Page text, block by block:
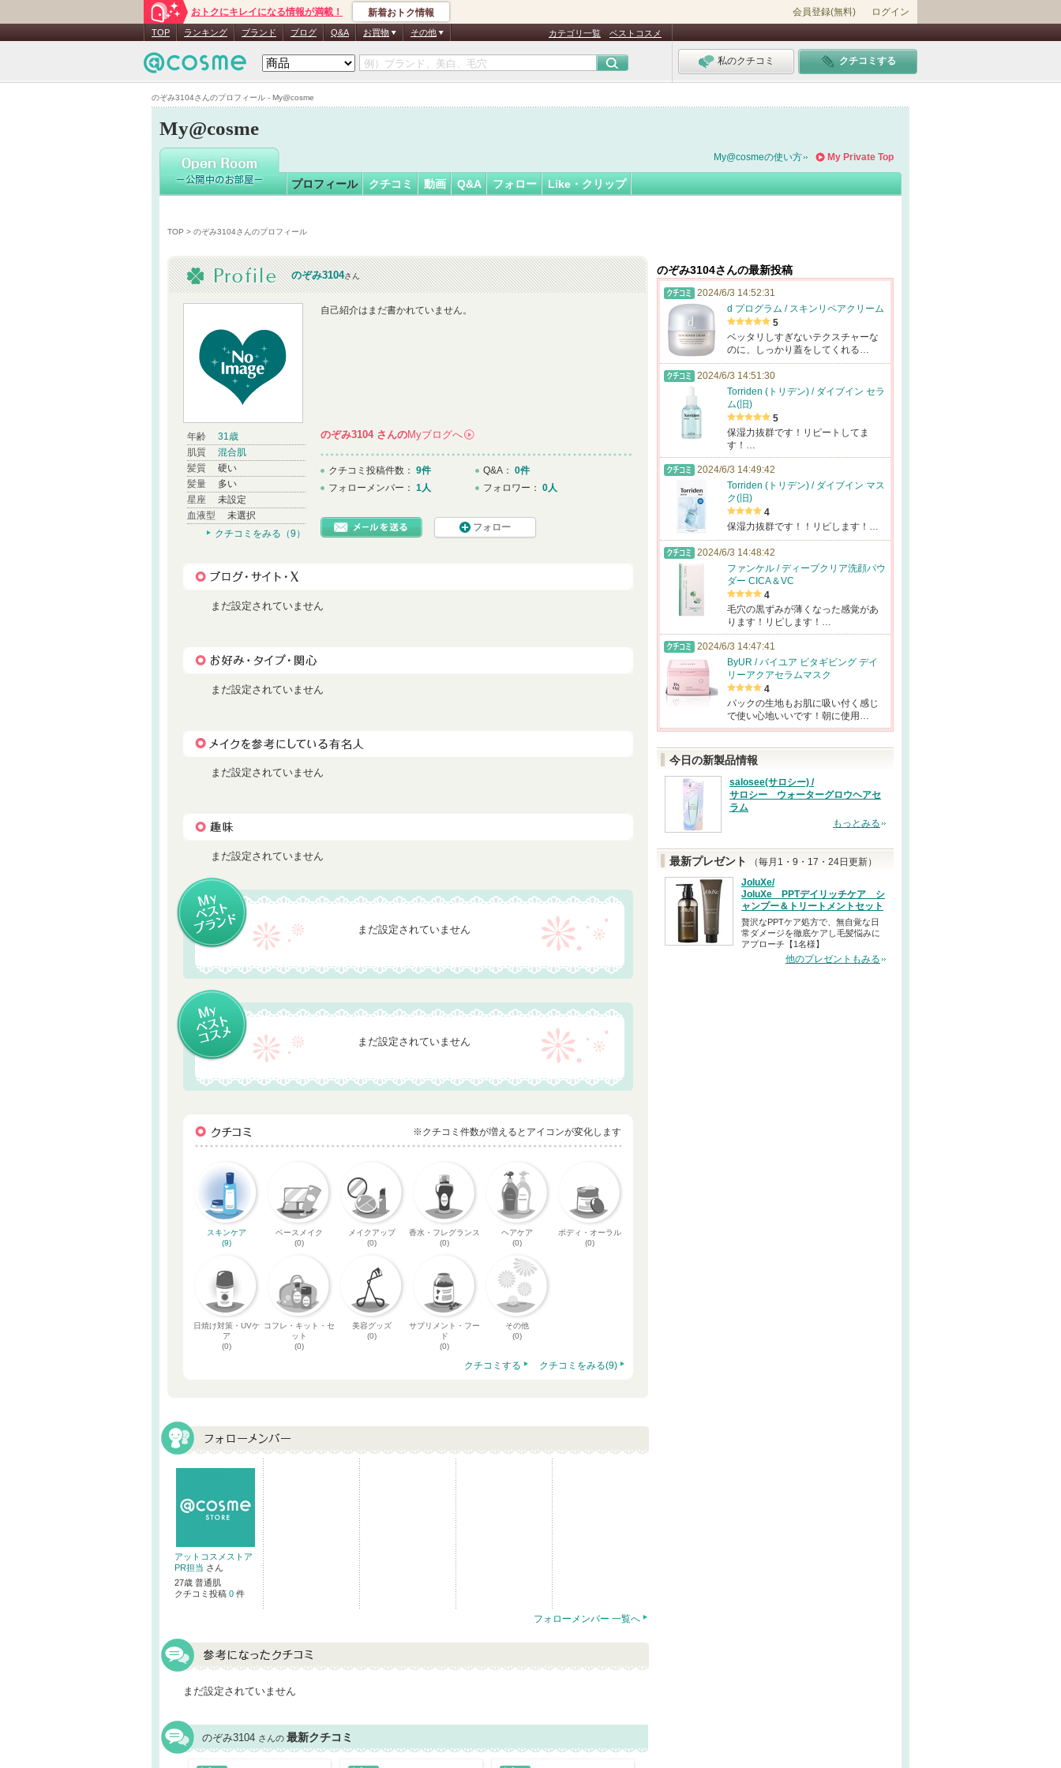
のぞみ3104さんのプロフィール - My@cosme
おトクにキレイになる情報が満載！ 新着おトク情報 会員登録(無料) ログイン
TOP ランキング ブランド ブログ Q&A お買物 その他 カテゴリ一覧 ベストコスメ
私のクチコミ クチコミする
My@cosme
のぞみ3104さん
My Private Top
My@cosmeの使い方
プロフィール クチコミ 動画 Q&A フォロー Like・クリップ
TOP > のぞみ3104さんのプロフィール
のぞみ3104さん
年齢
31歳
肌質
混合肌
髪質
硬い
髪量
多い
星座
未設定
血液型
未選択
クチコミをみる（9）
自己紹介はまだ書かれていません。
のぞみ3104さんのMyブログへ
クチコミ投稿件数： 9件
フォローメンバー： 1人
Q&A： 0件
フォロワー： 0人
フォロー
まだ設定されていません
まだ設定されていません
まだ設定されていません
まだ設定されていません
まだ設定されていません
まだ設定されていません
※クチコミ件数が増えるとアイコンが変化します
スキンケア
(9)
ベースメイク
(0)
メイクアップ
(0)
香水・フレグランス
(0)
ヘアケア
(0)
ボディ・オーラル
(0)
日焼け対策・UVケ
ア
(0)
コフレ・キット・セ
ット
(0)
美容グッズ
(0)
サプリメント・フー
ド
(0)
その他
(0)
クチコミする クチコミをみる(9)
アットコスメストア
PR担当 さん
27歳 普通肌
クチコミ投稿 0 件
フォローメンバー 一覧へ
まだ設定されていません
のぞみ3104 さんの 最新クチコミ
のぞみ3104さんの最新投稿
2024/6/3 14:52:31
d プログラム / スキンリペアクリーム
5
ベッタリしすぎないテクスチャーな
のに、しっかり蓋をしてくれる…
2024/6/3 14:51:30
Torriden (トリデン) / ダイブイン セラ
ム(旧)
5
保湿力抜群です！リピートしてま
す！…
2024/6/3 14:49:42
Torriden (トリデン) / ダイブイン マス
ク(旧)
4
保湿力抜群です！！リピします！…
2024/6/3 14:48:42
ファンケル / ディープクリア洗顔パウ
ダー CICA＆VC
4
毛穴の黒ずみが薄くなった感覚があ
ります！リピします！…
2024/6/3 14:47:41
ByUR / バイユア ビタギビング デイ
リーアクアセラムマスク
4
パックの生地もお肌に吸い付く感じ
で使い心地いいです！朝に使用…
今日の新製品情報
salosee(サロシー) /
サロシー ウォーターグロウヘアセ
ラム
もっとみる
最新プレゼント
（毎月1・9・17・24日更新）
JoluXe/
JoluXe PPTデイリッチケア シ
ャンプー＆トリートメントセット
贅沢なPPTケア処方で、無自覚な日
常ダメージを徹底ケアし毛髪悩みに
アプローチ【1名様】
他のプレゼントもみる